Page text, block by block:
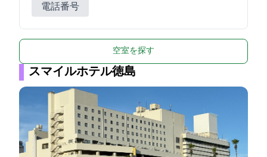
電話番号
空室を探す
スマイルホテル徳島